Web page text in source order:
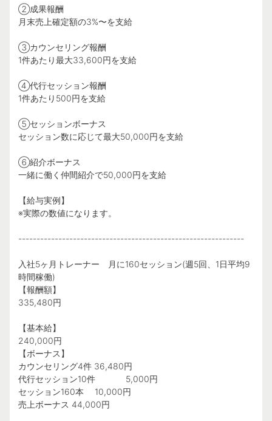
②成果報酬
月末売上確定額の3%〜を支給
③カウンセリング報酬
1件あたり最大33,600円を支給
④代行セッション報酬
1件あたり500円を支給
⑤セッションボーナス
セッション数に応じて最大50,000円を支給
⑥紹介ボーナス
一緒に働く仲間紹介で50,000円を支給
【給与実例】
※実際の数値になります。
--------------------------------------------------------------
入社5ヶ月トレーナー 月に160セッション(週5回、1日平均9
時間稼働)
【報酬額】
335,480円
【基本給】
240,000円
【ボーナス】
カウンセリング4件 36,480円
代行セッション10件 5,000円
セッション160本 10,000円
売上ボーナス 44,000円